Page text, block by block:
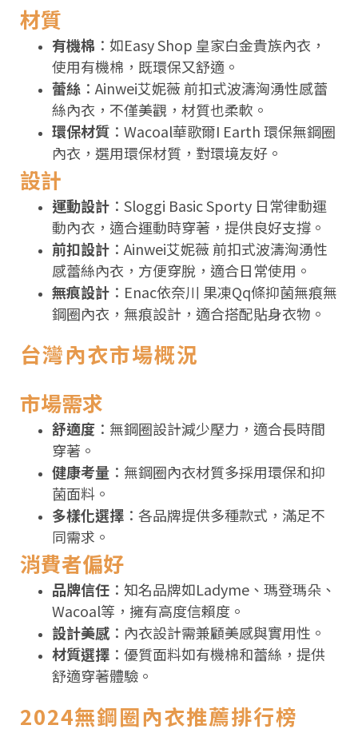
材質
有機棉 ：如Easy Shop 皇家白金貴族內衣，
使用有機棉，既環保又舒適。
蕾絲 ：Ainwei艾妮薇 前扣式波濤洶湧性感蕾
絲內衣，不僅美觀，材質也柔軟。
環保材質 ：Wacoal華歌爾I Earth 環保無鋼圈
內衣，選用環保材質，對環境友好。
設計
運動設計 ：Sloggi Basic Sporty 日常律動運
動內衣，適合運動時穿著，提供良好支撐。
前扣設計 ：Ainwei艾妮薇 前扣式波濤洶湧性
感蕾絲內衣，方便穿脫，適合日常使用。
無痕設計 ：Enac依奈川 果凍Qq條抑菌無痕無
鋼圈內衣，無痕設計，適合搭配貼身衣物。
台灣內衣市場概況
市場需求
舒適度 ：無鋼圈設計減少壓力，適合長時間
穿著。
健康考量 ：無鋼圈內衣材質多採用環保和抑
菌面料。
多樣化選擇 ：各品牌提供多種款式，滿足不
同需求。
消費者偏好
品牌信任 ：知名品牌如Ladyme、瑪登瑪朵、
Wacoal等，擁有高度信賴度。
設計美感：內衣設計需兼顧美感與實用性。
材質選擇 ：優質面料如有機棉和蕾絲，提供
舒適穿著體驗。
2024無鋼圈內衣推薦排行榜